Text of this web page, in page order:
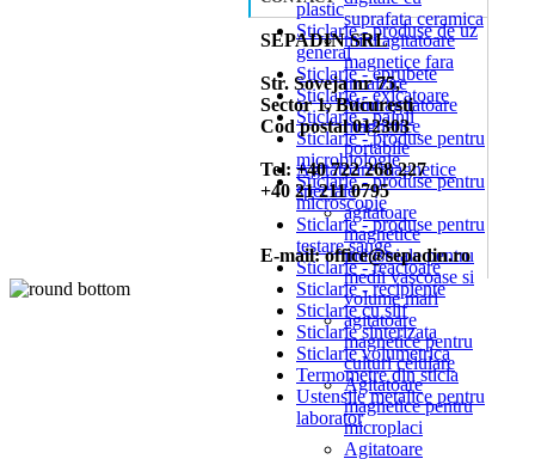
suprafata ceramica
mini agitatoare
magnetice fara
incalzire
Mini agitatoare
magnetice
portabile
Agitatoare magnetice
speciale
agitatoare
magnetice
industriale pentru
medii vascoase si
volume mari
agitatoare
magnetice pentru
culturi celulare
Agitatoare
magnetice pentru
microplaci
Agitatoare
plastic
Sticlarie - produse de uz
general
Sticlarie - eprubete
Sticlarie - exicatoare
Sticlarie - palnii
Sticlarie - produse pentru
microbiologie
Sticlarie - produse pentru
microscopie
Sticlarie - produse pentru
testare sange
Sticlarie - reactoare
Sticlarie - recipiente
Sticlarie cu slif
Sticlarie sinterizata
Sticlarie volumetrica
Termometre din sticla
Ustensile metalice pentru
laborator
SEPADIN SRL
Str. Soveja nr 75,
Sector 1, Bucuresti
Cod postal 012303
Tel: +40 722 268 227
+40 21 211 0795
E-mail: office@sepadin.ro